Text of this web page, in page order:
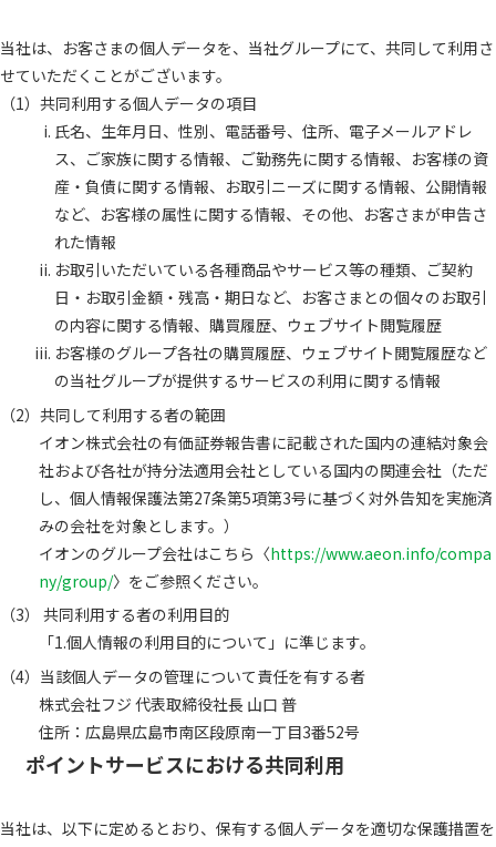
当社は、お客さまの個人データを、当社グループにて、共同して利用さ
せていただくことがございます。
共同利用する個人データの項目
氏名、生年月日、性別、電話番号、住所、電子メールアドレ
ス、ご家族に関する情報、ご勤務先に関する情報、お客様の資
産・負債に関する情報、お取引ニーズに関する情報、公開情報
など、お客様の属性に関する情報、その他、お客さまが申告さ
れた情報
お取引いただいている各種商品やサービス等の種類、ご契約
日・お取引金額・残高・期日など、お客さまとの個々のお取引
の内容に関する情報、購買履歴、ウェブサイト閲覧履歴
お客様のグループ各社の購買履歴、ウェブサイト閲覧履歴など
の当社グループが提供するサービスの利用に関する情報
共同して利用する者の範囲
イオン株式会社の有価証券報告書に記載された国内の連結対象会
社および各社が持分法適用会社としている国内の関連会社（ただ
し、個人情報保護法第27条第5項第3号に基づく対外告知を実施済
みの会社を対象とします。）
イオンのグループ会社はこちら〈https://www.aeon.info/compa
ny/group/〉をご参照ください。
共同利用する者の利用目的
「1.個人情報の利用目的について」に準じます。
当該個人データの管理について責任を有する者
株式会社フジ 代表取締役社長 山口 普
住所：広島県広島市南区段原南一丁目3番52号
ポイントサービスにおける共同利用
当社は、以下に定めるとおり、保有する個人データを適切な保護措置を